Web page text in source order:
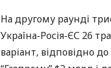
На другому раунді
Україна-Росія-ЄС 26
варіант, відповідно